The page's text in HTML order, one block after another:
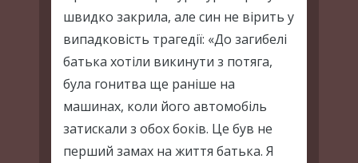
швидко закрила, але син не вірить у
випадковість трагедії: «До загибелі
батька хотіли викинути з потяга,
була гонитва ще раніше на
машинах, коли його автомобіль
затискали з обох боків. Це був не
перший замах на життя батька. Я